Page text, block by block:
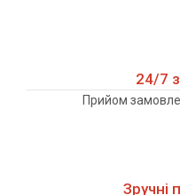
24/7
Прийом
Зручні